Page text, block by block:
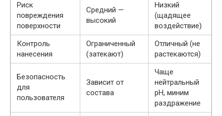
Риск
повреждения
поверхности
Средний —
высокий
Низкий
(щадящее
воздействие)
Контроль
нанесения
Ограниченный
(затекают)
Отличный (не
растекаются)
Безопасность
для
пользователя
Зависит от
состава
Чаще
нейтральный
pH, миним
раздражение